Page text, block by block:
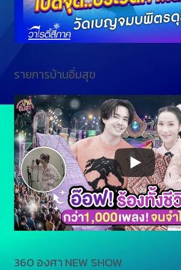
รายการบ้านอิ่มสุข
360 องศา NEW SHOW